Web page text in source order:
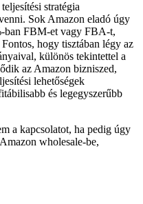
stratégia
Sok Amazon eladó úgy
ban FBM-et vagy FBA-t,
hogy tisztában légy az
különös tekintettel a
az Amazon bizniszed,
lehetőségek
és legegyszerűbb
a kapcsolatot, ha pedig úgy
wholesale-be,